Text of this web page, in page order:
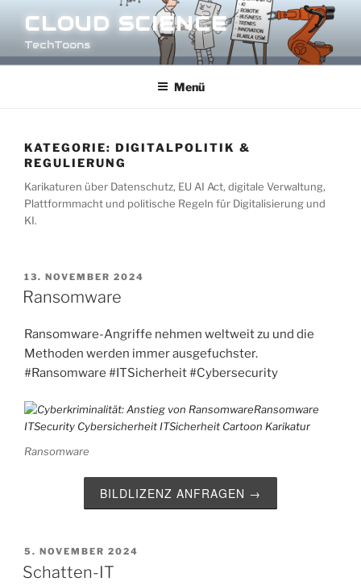
Inhalt
springen
CLOUD SCIENCE
TechToons
Menü
KATEGORIE: DIGITALPOLITIK &
REGULIERUNG
Karikaturen über Datenschutz, EU AI Act, digitale Verwaltung,
Plattformmacht und politische Regeln für Digitalisierung und
KI.
VERÖFFENTLICHT
AM
13. NOVEMBER 2024
Ransomware
Ransomware-Angriffe nehmen weltweit zu und die
Methoden werden immer ausgefuchster.
#Ransomware #ITSicherheit#Cybersecurity
Ransomware
BILDLIZENZ ANFRAGEN →
VERÖFFENTLICHT
AM
5. NOVEMBER 2024
Schatten-IT